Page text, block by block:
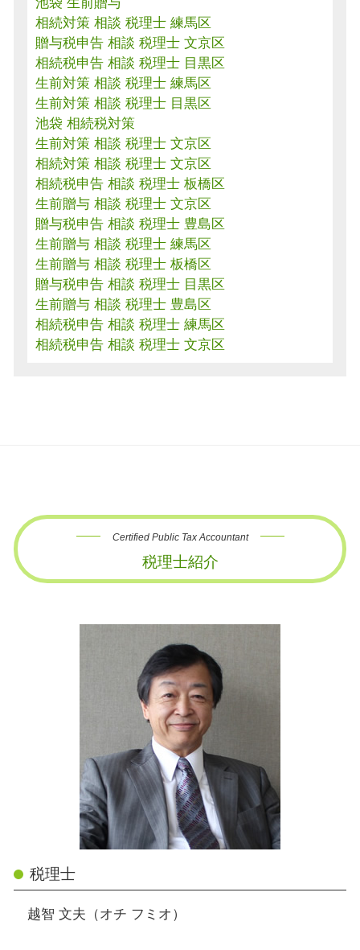
相続対策 相談 税理士 練馬区
贈与税申告 相談 税理士 文京区
相続税申告 相談 税理士 目黒区
生前対策 相談 税理士 練馬区
生前対策 相談 税理士 目黒区
池袋 相続税対策
生前対策 相談 税理士 文京区
相続対策 相談 税理士 文京区
相続税申告 相談 税理士 板橋区
生前贈与 相談 税理士 文京区
贈与税申告 相談 税理士 豊島区
生前贈与 相談 税理士 練馬区
生前贈与 相談 税理士 板橋区
贈与税申告 相談 税理士 目黒区
生前贈与 相談 税理士 豊島区
相続税申告 相談 税理士 練馬区
相続税申告 相談 税理士 文京区
Certified Public Tax Accountant
税理士紹介
税理士
越智 文夫（オチ フミオ）